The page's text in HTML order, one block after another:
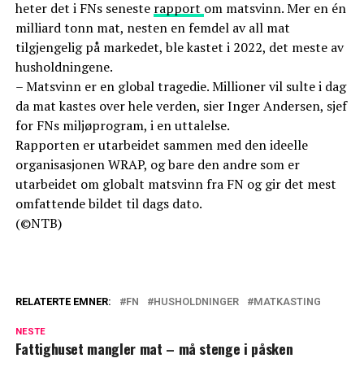
heter det i FNs seneste rapport om matsvinn. Mer en én
milliard tonn mat, nesten en femdel av all mat
tilgjengelig på markedet, ble kastet i 2022, det meste av
husholdningene.
– Matsvinn er en global tragedie. Millioner vil sulte i dag
da mat kastes over hele verden, sier Inger Andersen, sjef
for FNs miljøprogram, i en uttalelse.
Rapporten er utarbeidet sammen med den ideelle
organisasjonen WRAP, og bare den andre som er
utarbeidet om globalt matsvinn fra FN og gir det mest
omfattende bildet til dags dato.
(©NTB)
RELATERTE EMNER: FN HUSHOLDNINGER MATKASTING
NESTE
Fattighuset mangler mat – må stenge i påsken